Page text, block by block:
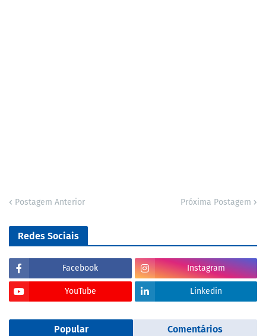
Postagem Anterior Próxima Postagem
Redes Sociais
Facebook Instagram
YouTube Linkedin
Popular Comentários